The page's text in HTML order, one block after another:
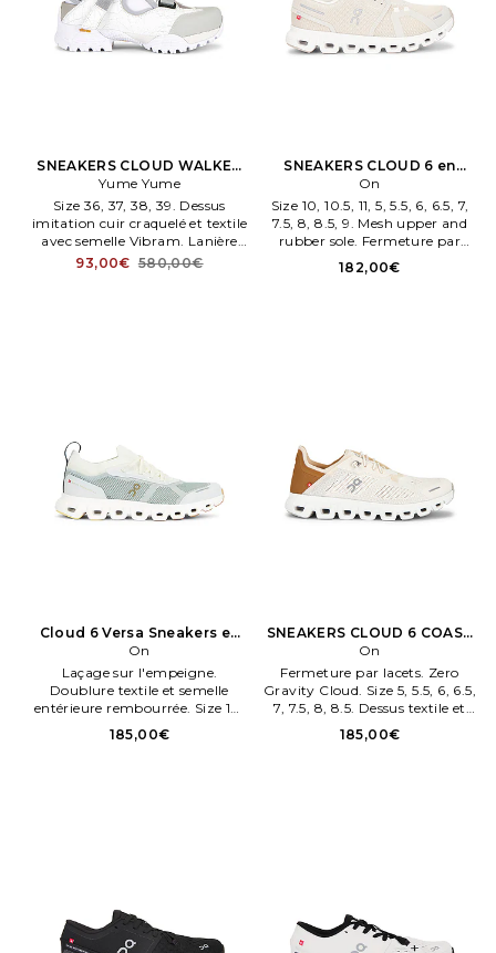
SNEAKERS CLOUD WALKER
en Blanc
Yume Yume
Size 36, 37, 38, 39. Dessus
imitation cuir craquelé et textile
avec semelle Vibram. Lanière
gros graen avec boucle.
93,00€ 580,00€
SNEAKERS CLOUD 6 en
Blanc
On
Size 10, 10.5, 11, 5, 5.5, 6, 6.5, 7,
7.5, 8, 8.5, 9. Mesh upper and
rubber sole. Fermeture par
lacets. Caractéristiques Cloud.
Also en 10, 10.5, 11, 5, 5.5, 6, 6.5,
182,00€
Cloud 6 Versa Sneakers en
Blanc
On
Laçage sur l'empeigne.
Doublure textile et semelle
entérieure rembourrée. Size 10,
6, 6.5, 8.5, 9. Dessus textile
semelle caoutchouc. . Taille 9.5.
185,00€
SNEAKERS CLOUD 6 COAST
en Beige
On
Fermeture par lacets. Zero
Gravity Cloud. Size 5, 5.5, 6, 6.5,
7, 7.5, 8, 8.5. Dessus textile et
mesh semelle caoutchouc. Also
en 5, 5.5, 6, 6.5, 7, 7.5, 8, 8.5. .
185,00€